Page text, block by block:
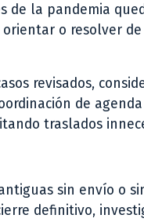
de la pandemia
o resolver
revisados,
de
traslados
sin envío o
definitivo,